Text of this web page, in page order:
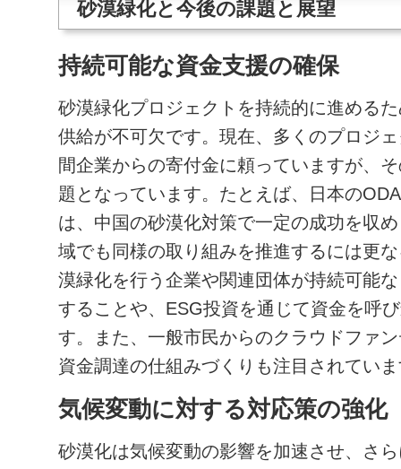
砂漠緑化と今後の課題と展望
持続可能な資金支援の確保
砂漠緑化プロジェクトを持続的に進める
供給が不可欠です。現在、多くのプロジ
間企業からの寄付金に頼っていますが、
題となっています。たとえば、日本の
は、中国の砂漠化対策で一定の成功を収
域でも同様の取り組みを推進するには更
漠緑化を行う企業や関連団体が持続可能
することや、ESG投資を通じて資金を呼
す。また、一般市民からのクラウドファ
資金調達の仕組みづくりも注目されてい
気候変動に対する対応策の強化
砂漠化は気候変動の影響を加速させ、さ